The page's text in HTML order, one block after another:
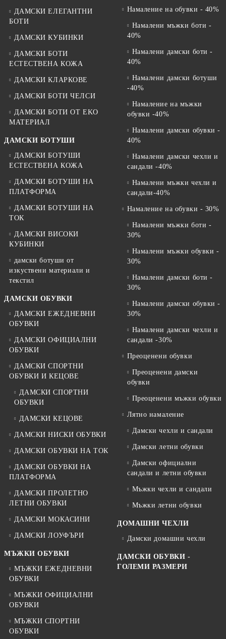
ДАМСКИ ЕЛЕГАНТНИ
БОТИ
ДАМСКИ КУБИНКИ
ДАМСКИ БОТИ
ЕСТЕСТВЕНА КОЖА
ДАМСКИ КЛАРКОВЕ
ДАМСКИ БОТИ ЧЕЛСИ
ДАМСКИ БОТИ ОТ EKO
МАТЕРИАЛ
ДАМСКИ БОТУШИ
ДАМСКИ БОТУШИ
ЕСТЕСТВЕНА КОЖА
ДАМСКИ БОТУШИ НА
ПЛАТФОРМА
ДАМСКИ БОТУШИ НА
ТОК
ДАМСКИ ВИСОКИ
КУБИНКИ
дамски ботуши от
изкуствени материали и
текстил
ДАМСКИ ОБУВКИ
ДАМСКИ ЕЖЕДНЕВНИ
ОБУВКИ
ДАМСКИ ОФИЦИАЛНИ
ОБУВКИ
ДАМСКИ СПОРТНИ
ОБУВКИ И КЕЦОВЕ
ДАМСКИ СПОРТНИ
ОБУВКИ
ДАМСКИ КЕЦОВЕ
ДАМСКИ НИСКИ ОБУВКИ
ДАМСКИ ОБУВКИ НА ТОК
ДАМСКИ ОБУВКИ НА
ПЛАТФОРМА
ДАМСКИ ПРОЛЕТНО
ЛЕТНИ ОБУВКИ
ДАМСКИ МОКАСИНИ
ДАМСКИ ЛОУФЪРИ
МЪЖКИ ОБУВКИ
МЪЖКИ ЕЖЕДНЕВНИ
ОБУВКИ
МЪЖКИ ОФИЦИАЛНИ
ОБУВКИ
МЪЖКИ СПОРТНИ
ОБУВКИ
Намаление на обувки - 40%
Намалени мъжки боти -
40%
Намалени дамски боти -
40%
Намалени дамски ботуши
-40%
Намаление на мъжки
обувки -40%
Намалени дамски обувки -
40%
Намалени дамски чехли и
сандали -40%
Намалени мъжки чехли и
сандали-40%
Намаление на обувки - 30%
Намалени мъжки боти -
30%
Намалени мъжки обувки -
30%
Намалени дамски боти -
30%
Намалени дамски обувки -
30%
Намалени дамски чехли и
сандали -30%
Преоценени обувки
Преоценени дамски
обувки
Преоценени мъжки обувки
Лятно намаление
Дамски чехли и сандали
Дамски летни обувки
Дамски официални
сандали и летни обувки
Мъжки чехли и сандали
Мъжки летни обувки
ДОМАШНИ ЧЕХЛИ
Дамски домашни чехли
ДАМСКИ ОБУВКИ -
ГОЛЕМИ РАЗМЕРИ